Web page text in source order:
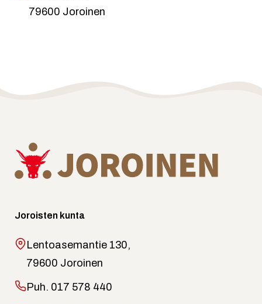
79600 Joroinen
Joroisten kunta
Lentoasemantie 130,
79600 Joroinen
Puh. 017 578 440